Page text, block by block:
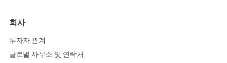
회사
투자자 관계
글로벌 사무소 및 연락처